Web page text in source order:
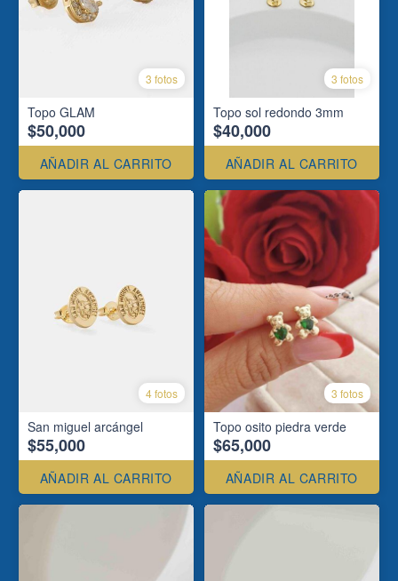
3 fotos
Topo GLAM
$50,000
AÑADIR AL CARRITO
3 fotos
Topo sol redondo 3mm
$40,000
AÑADIR AL CARRITO
4 fotos
San miguel arcángel
$55,000
AÑADIR AL CARRITO
3 fotos
Topo osito piedra verde
$65,000
AÑADIR AL CARRITO